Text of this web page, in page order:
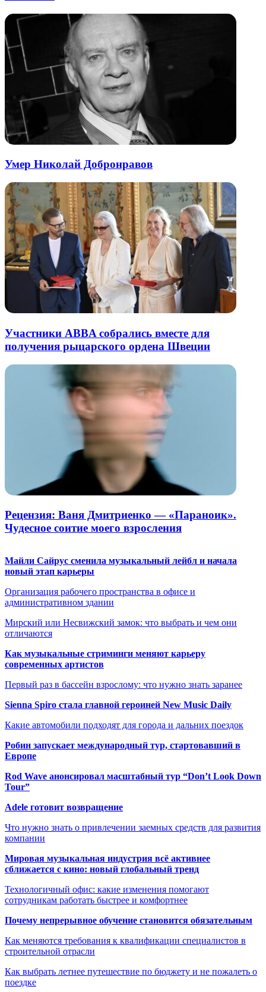
Умер Николай Добронравов
Участники ABBA собрались вместе для
получения рыцарского ордена Швеции
Рецензия: Ваня Дмитриенко — «Параноик».
Чудесное соитие моего взросления
Майли Сайрус сменила музыкальный лейбл и начала
новый этап карьеры
Организация рабочего пространства в офисе и
административном здании
Мирский или Несвижский замок: что выбрать и чем они
отличаются
Как музыкальные стриминги меняют карьеру
современных артистов
Первый раз в бассейн взрослому: что нужно знать заранее
Sienna Spiro стала главной героиней New Music Daily
Какие автомобили подходят для города и дальних поездок
Робин запускает международный тур, стартовавший в
Европе
Rod Wave анонсировал масштабный тур “Don’t Look Down
Tour”
Adele готовит возвращение
Что нужно знать о привлечении заемных средств для развития
компании
Мировая музыкальная индустрия всё активнее
сближается с кино: новый глобальный тренд
Технологичный офис: какие изменения помогают
сотрудникам работать быстрее и комфортнее
Почему непрерывное обучение становится обязательным
Как меняются требования к квалификации специалистов в
строительной отрасли
Как выбрать летнее путешествие по бюджету и не пожалеть о
поездке